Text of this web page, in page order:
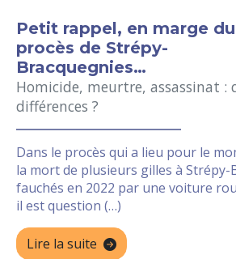
Petit rappel, en marge du
procès de Strépy-
Bracquegnies…
Homicide, meurtre, assassinat :
différences ?
Dans le procès qui a lieu pour le
la mort de plusieurs gilles à Strépy-
fauchés en 2022 par une voiture
il est question (…)
Lire la suite